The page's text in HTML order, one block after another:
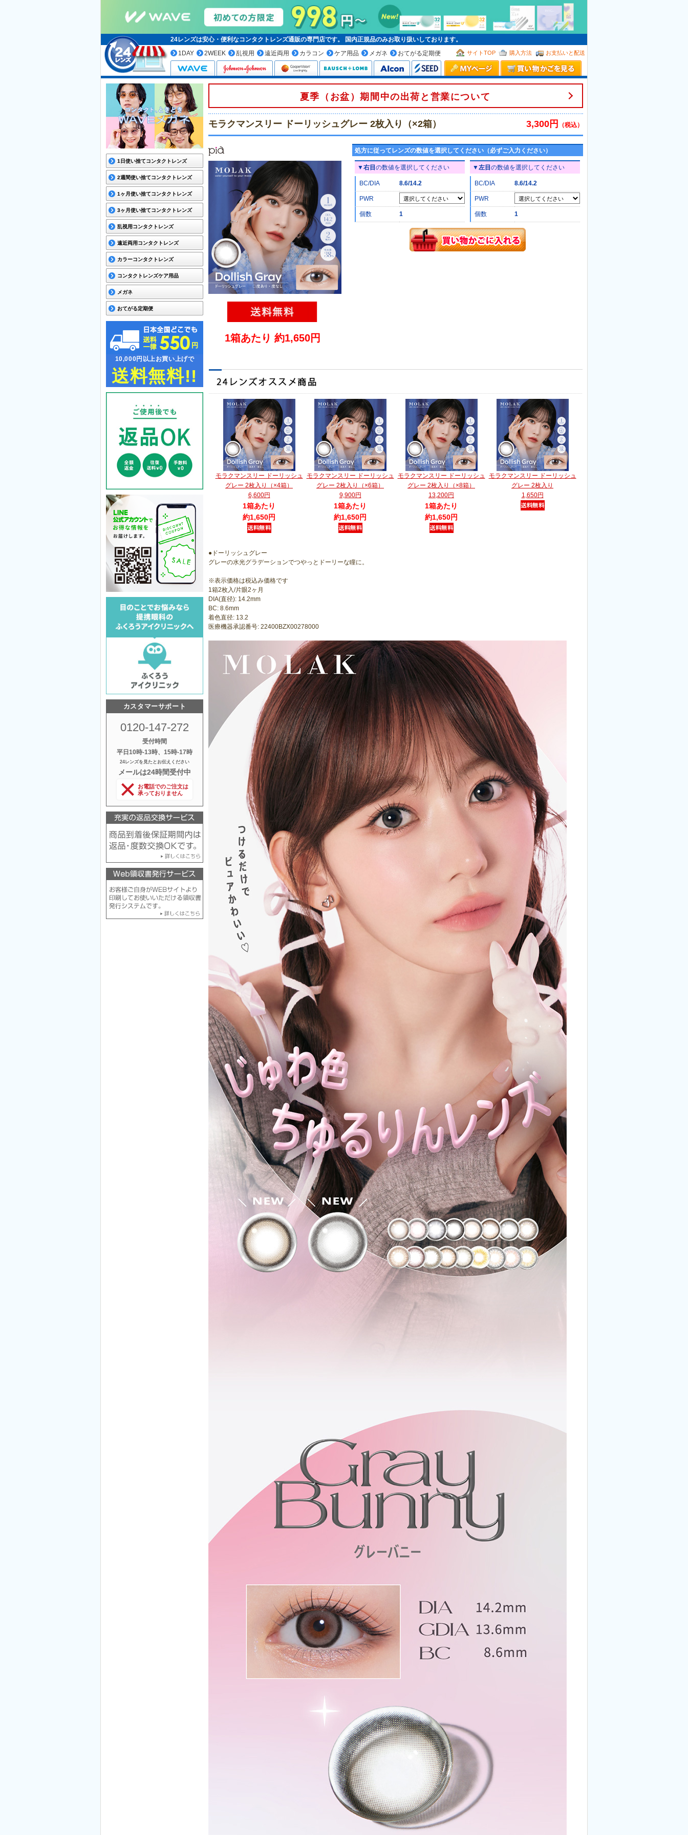
24レンズは安心・便利なコンタクトレンズ通販の専門店です。 国内正規品のみお取り扱いしております。
1DAY
2WEEK 乱視用 遠近両用 カラコン ケア用品 メガネ おてがる定期便 サイトTOP 購入方法 お支払いと配送
1日使い捨てコンタクトレンズ
2週間使い捨てコンタクトレンズ
1ヶ月使い捨てコンタクトレンズ
3ヶ月使い捨てコンタクトレンズ
乱視用コンタクトレンズ
遠近両用コンタクトレンズ
カラーコンタクトレンズ
コンタクトレンズケア用品
メガネ
おてがる定期便
10,000円以上お買い上げで
送料無料!!
カスタマーサポート
0120-147-272
受付時間
平日10時‐13時、15時‐17時
24レンズを見たとお伝えください
メールは24時間受付中
お電話でのご注文は
承っておりません
夏季（お盆）期間中の出荷と営業について
モラクマンスリー ドーリッシュグレー 2枚入り（×2箱） 3,300円 （税込）
1箱あたり 約1,650円
処方に従ってレンズの数値を選択してください（必ずご入力ください）
▼右目の数値を選択してください
BC/DIA 8.6/14.2
PWR
個数 1
▼左目の数値を選択してください
BC/DIA 8.6/14.2
PWR
個数 1
モラクマンスリー ドーリッシュ
グレー 2枚入り（×4箱）
6,600円
1箱あたり
約1,650円
モラクマンスリー ドーリッシュ
グレー 2枚入り（×6箱）
9,900円
1箱あたり
約1,650円
モラクマンスリー ドーリッシュ
グレー 2枚入り（×8箱）
13,200円
1箱あたり
約1,650円
モラクマンスリー ドーリッシュ
グレー 2枚入り
1,650円
●ドーリッシュグレー
グレーの水光グラデーションでつやっとドーリーな瞳に。
※表示価格は税込み価格です
1箱2枚入/片眼2ヶ月
DIA(直径): 14.2mm
BC: 8.6mm
着色直径: 13.2
医療機器承認番号: 22400BZX00278000